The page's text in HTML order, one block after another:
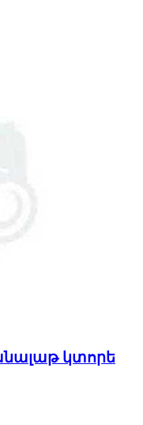
կտորե